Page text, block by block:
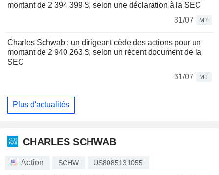
montant de 2 394 399 $, selon une déclaration à la SEC
31/07
MT
Charles Schwab : un dirigeant cède des actions pour un
montant de 2 940 263 $, selon un récent document de la
SEC
31/07
MT
Plus d'actualités
CHARLES SCHWAB
Action SCHW US8085131055